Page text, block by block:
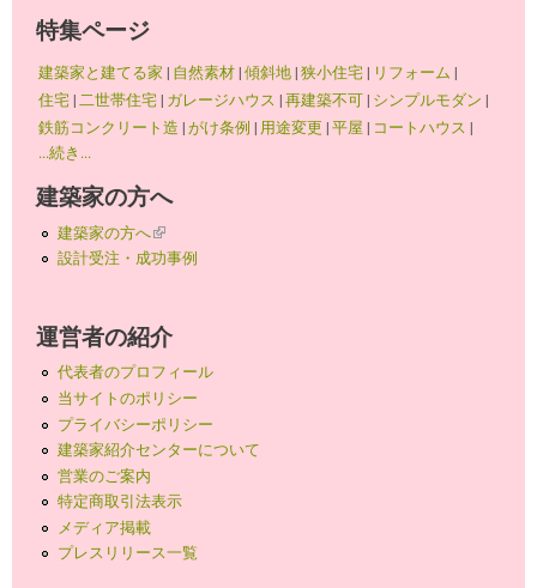
特集ページ
建築家と建てる家 | 自然素材|傾斜地|狭小住宅| リフォーム |
住宅|二世帯住宅| ガレージハウス |再建築不可| シンプルモダン |
鉄筋コンクリート造 |がけ条例 | 用途変更 |平屋 | コートハウス |
...続き...
建築家の方へ
建築家の方へ(link is external)
設計受注・成功事例
運営者の紹介
代表者のプロフィール
当サイトのポリシー
プライバシーポリシー
建築家紹介センターについて
営業のご案内
特定商取引法表示
メディア掲載
プレスリリース一覧